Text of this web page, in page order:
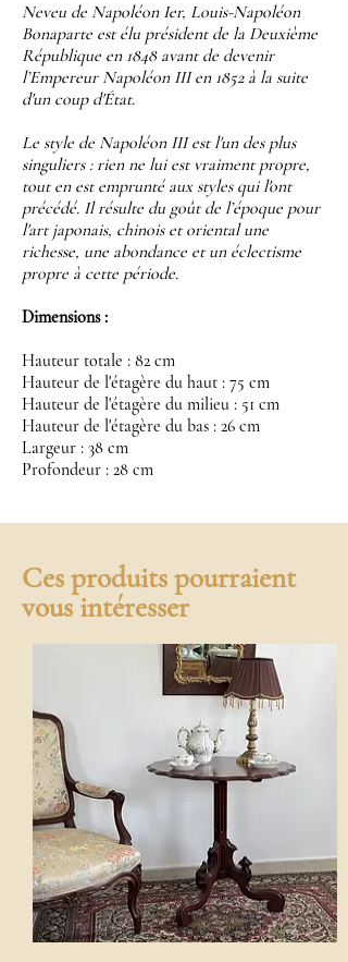
Neveu de Napoléon Ier, Louis-Napoléon
Bonaparte est élu président de la Deuxième
République en 1848 avant de devenir
l’Empereur Napoléon III en 1852 à la suite
d'un coup d'État.
Le style de Napoléon III est l'un des plus
singuliers : rien ne lui est vraiment propre,
tout en est emprunté aux styles qui l'ont
précédé. Il résulte du goût de l’époque pour
l'art japonais, chinois et oriental une
richesse, une abondance et un éclectisme
propre à cette période.
Dimensions :
Hauteur totale : 82 cm
Hauteur de l'étagère du haut : 75 cm
Hauteur de l'étagère du milieu : 51 cm
Hauteur de l'étagère du bas : 26 cm
Largeur : 38 cm
Profondeur : 28 cm
Ces produits pourraient
vous intéresser